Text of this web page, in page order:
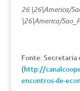
26 \26\America/
\26\America/
Fonte: Secretaria
(http://
encontros-de-